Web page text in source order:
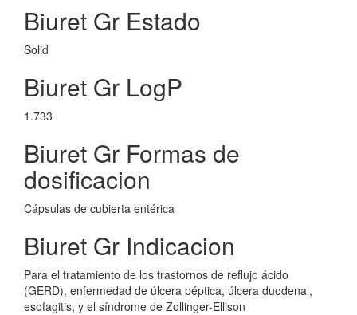
Biuret Gr Estado
Solid
Biuret Gr LogP
1.733
Biuret Gr Formas de
dosificacion
Cápsulas de cubierta entérica
Biuret Gr Indicacion
Para el tratamiento de los trastornos de reflujo ácido
(GERD), enfermedad de úlcera péptica, úlcera duodenal,
esofagitis, y el síndrome de Zollinger-Ellison